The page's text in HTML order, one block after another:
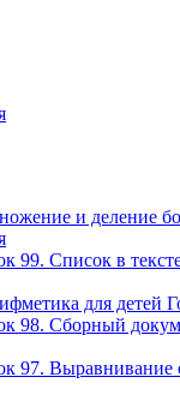
и деление
99. Список в
для детей
98. Сборный
97. Выравнивание